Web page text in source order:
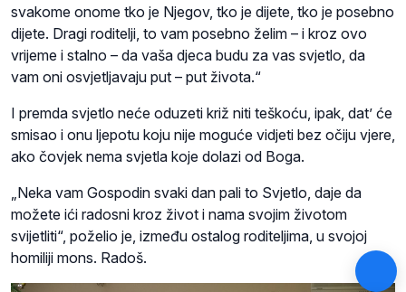
svakome onome tko je Njegov, tko je dijete, tko je posebno
dijete. Dragi roditelji, to vam posebno želim – i kroz ovo
vrijeme i stalno – da vaša djeca budu za vas svjetlo, da
vam oni osvjetljavaju put – put života.“
I premda svjetlo neće oduzeti križ niti teškoću, ipak, dat’ će
smisao i onu ljepotu koju nije moguće vidjeti bez očiju vjere,
ako čovjek nema svjetla koje dolazi od Boga.
„Neka vam Gospodin svaki dan pali to Svjetlo, daje da
možete ići radosni kroz život i nama svojim životom
svijetliti“, poželio je, između ostalog roditeljima, u svojoj
homiliji mons. Radoš.